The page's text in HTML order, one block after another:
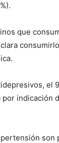
que
el
por indicación
son